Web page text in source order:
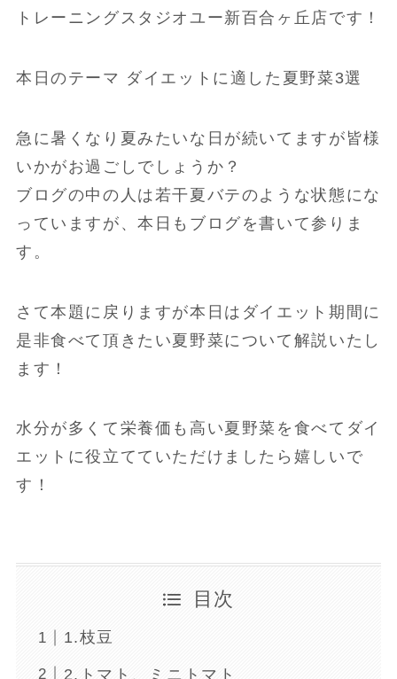
トレーニングスタジオユー新百合ヶ丘店です！
本日のテーマ ダイエットに適した夏野菜3選
急に暑くなり夏みたいな日が続いてますが皆様
いかがお過ごしでしょうか？
ブログの中の人は若干夏バテのような状態にな
っていますが、本日もブログを書いて参りま
す。
さて本題に戻りますが本日はダイエット期間に
是非食べて頂きたい夏野菜について解説いたし
ます！
水分が多くて栄養価も高い夏野菜を食べてダイ
エットに役立てていただけましたら嬉しいで
す！
目次
1.枝豆
2.トマト、ミニトマト